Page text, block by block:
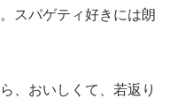
スパゲティ好きには朗
、おいしくて、若返り